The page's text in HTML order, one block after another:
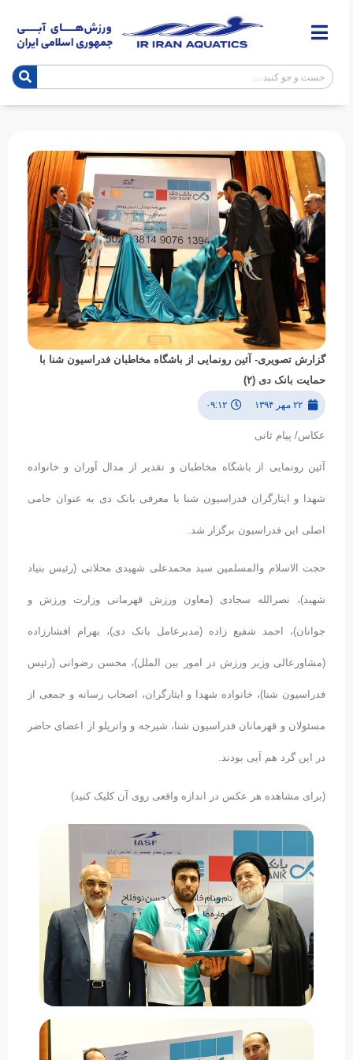
گزارش تصویری- آئین رونمایی از باشگاه مخاطبان فدراسیون شنا با
حمایت بانک دی (۲)
۲۲ مهر ۱۳۹۴ ۰۹:۱۲
عکاس/ پیام ثانی
آئین رونمایی از باشگاه مخاطبان و تقدیر از مدال آوران و خانواده
شهدا و ایثارگران فدراسیون شنا با معرفی بانک دی به عنوان حامی
اصلی این فدراسیون برگزار شد.
حجت الاسلام والمسلمین سید محمدعلی شهیدی محلاتی (رئیس بنیاد
شهید)، نصرالله سجادی (معاون ورزش قهرمانی وزارت ورزش و
جوانان)، احمد شفیع زاده (مدیرعامل بانک دی)، بهرام افشارزاده
(مشاورعالی وزیر ورزش در امور بین الملل)، محسن رضوانی (رئیس
فدراسیون شنا)، خانواده شهدا و ایثارگران، اصحاب رسانه و جمعی از
مسئولان و قهرمانان فدراسیون شنا، شیرجه و واترپلو از اعضای حاضر
در این گرد هم آیی بودند.
(برای مشاهده هر عکس در اندازه واقعی روی آن کلیک کنید)